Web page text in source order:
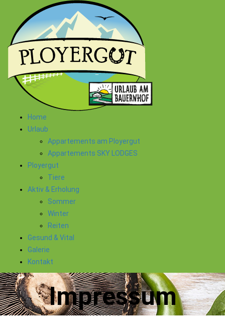
Home
Urlaub
Appartements am Ployergut
Appartements SKY LODGES
Ployergut
Tiere
Aktiv & Erholung
Sommer
Winter
Reiten
Gesund & Vital
Galerie
Kontakt
Impressum